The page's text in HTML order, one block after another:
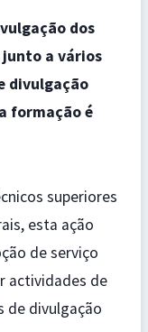
dos
junto a vários
divulgação
formação é
superiores
esta ação
de serviço
actividades de
de divulgação